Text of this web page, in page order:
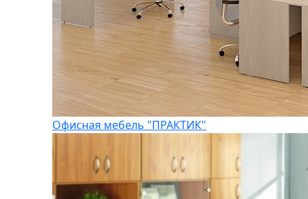
Офисная мебель "ПРАКТИК"